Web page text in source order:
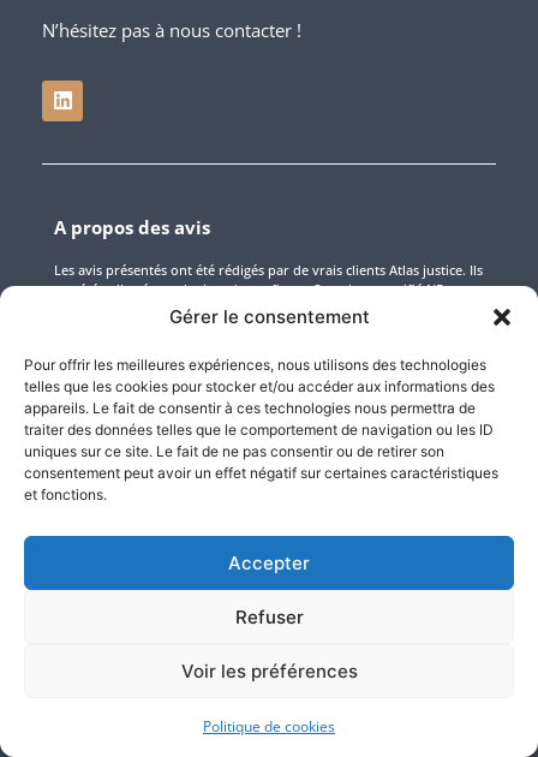
Gérer le consentement
Pour offrir les meilleures expériences, nous utilisons des technologies
telles que les cookies pour stocker et/ou accéder aux informations des
appareils. Le fait de consentir à ces technologies nous permettra de
traiter des données telles que le comportement de navigation ou les ID
uniques sur ce site. Le fait de ne pas consentir ou de retirer son
consentement peut avoir un effet négatif sur certaines caractéristiques
et fonctions.
Accepter
Refuser
Voir les préférences
Politique de cookies
N’hésitez pas à nous contacter !
A propos des avis
Les avis présentés ont été rédigés par de vrais clients Atlas justice. Ils
ont été collectés par le tiers de confiance Custplace, certifié NF
Service « Avis en ligne » garantissant la transparence dans le
processus de collecte, de modération et de restitution des avis.
Nos compétences d’Huissiers
Pôle numérique
Pôle constats
Pôle constat sur internet
Pôle constats et saisies
Pôle propriété intellectuelle et
Pôle recouvrement amiable et